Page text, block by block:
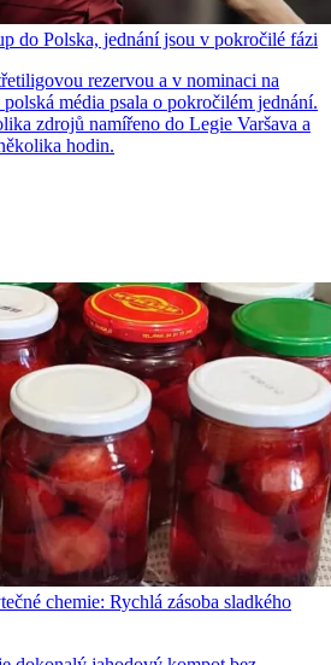
do Polska, jednání jsou v pokročilé fázi
rezervou a v nominaci na
média psala o pokročilém jednání.
zdrojů namířeno do Legie Varšava a
hodin.
chemie: Rychlá zásoba sladkého